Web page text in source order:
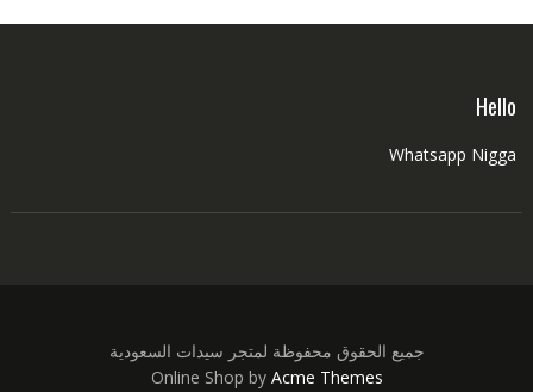
Hello
Whatsapp Nigga
جميع الحقوق محفوظة لمتجر سيدات السعودية
Online Shop by Acme Themes